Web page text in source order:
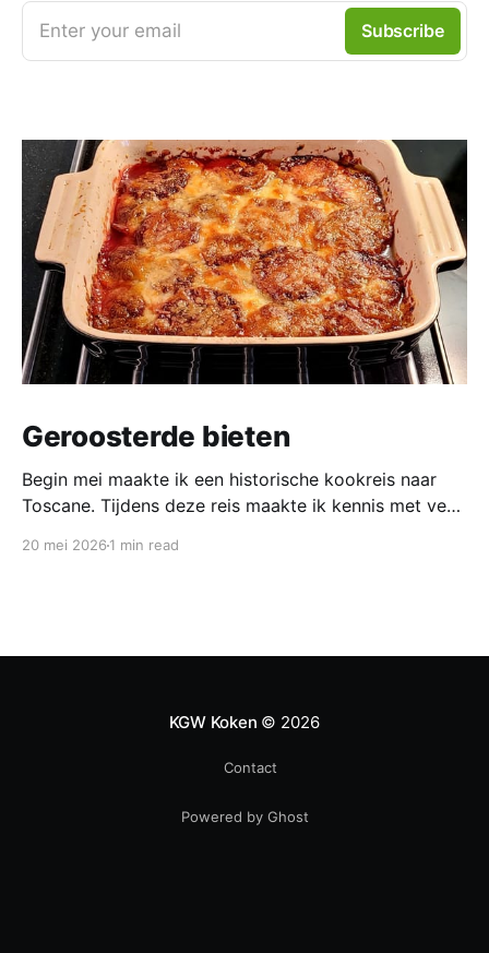
Enter your email Subscribe
Geroosterde bieten
Begin mei maakte ik een historische kookreis naar
Toscane. Tijdens deze reis maakte ik kennis met veel
20 mei 2026 1 min read
KGW Koken © 2026
Contact
Powered by Ghost